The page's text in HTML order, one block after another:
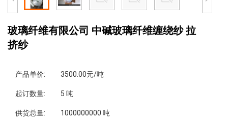
玻璃纤维有限公司 中碱玻璃纤维缠绕纱 拉
挤纱
产品单价: 3500.00元/吨
起订数量: 5 吨
供货总量: 1000000000 吨